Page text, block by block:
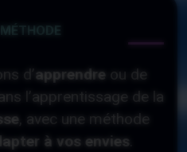
d’ apprendre ou de
l’apprentissage de la
, avec une méthode
à vos envies